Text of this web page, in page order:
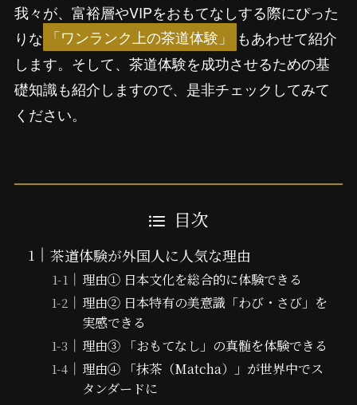
我々が、富裕層やVIPをおもてなしする際にぴった
りな 「ワンランク上の茶道体験」
もあわせて紹介
します。そして、茶道体験を成功させるための基
礎知識も紹介しますので、是非チェックしてみて
ください。
目次
茶道体験が外国人に人気な理由
理由① 日本文化を総合的に体験できる
理由② 日本特有の美意識「わび・さび」を
実感できる
理由③ 「おもてなし」の真髄を体験できる
理由④ 「抹茶（Matcha）」が世界中でス
タンダードに